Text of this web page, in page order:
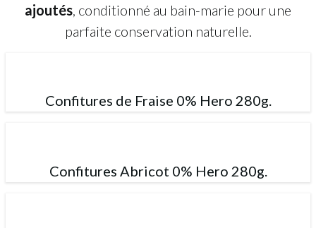
ajoutés , conditionné au bain-marie pour une
parfaite conservation naturelle.
Confitures de Fraise 0% Hero 280g.
Confitures Abricot 0% Hero 280g.